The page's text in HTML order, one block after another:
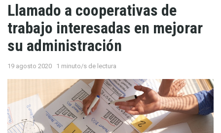
Llamado a cooperativas de
trabajo interesadas en mejorar
su administración
19 agosto 2020 1 minuto/s de lectura